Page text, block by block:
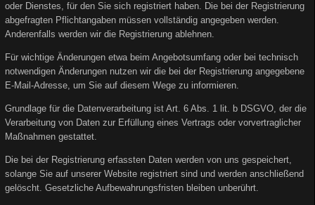
oder Dienstes, für den Sie sich registriert haben. Die bei der Registrierung
abgefragten Pflichtangaben müssen vollständig angegeben werden.
Anderenfalls werden wir die Registrierung ablehnen.
Für wichtige Änderungen etwa beim Angebotsumfang oder bei technisch
notwendigen Änderungen nutzen wir die bei der Registrierung angegebene
E-Mail-Adresse, um Sie auf diesem Wege zu informieren.
Grundlage für die Datenverarbeitung ist Art. 6 Abs. 1 lit. b DSGVO, der die
Verarbeitung von Daten zur Erfüllung eines Vertrags oder vorvertraglicher
Maßnahmen gestattet.
Die bei der Registrierung erfassten Daten werden von uns gespeichert,
solange Sie auf unserer Website registriert sind und werden anschließend
gelöscht. Gesetzliche Aufbewahrungsfristen bleiben unberührt.